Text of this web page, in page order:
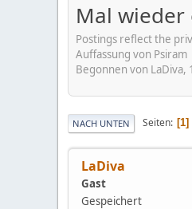
Mal wieder
Postings reflect the
Auffassung von Psiram
Begonnen von
NACH UNTEN Seiten 1
LaDiva
Gast
Gespeichert